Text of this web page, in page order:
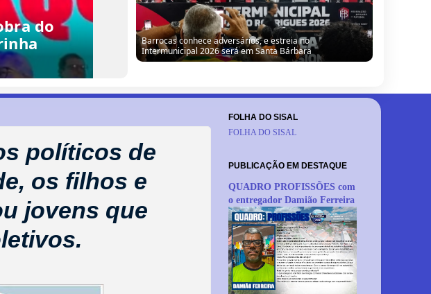
do
Barrocas conhece adversários, e estreia no
Intermunicipal 2026 será em Santa Bárbara
políticos de
os filhos e
jovens que
FOLHA DO SISAL
FOLHA DO SISAL
PUBLICAÇÃO EM DESTAQUE
QUADRO PROFISSÕES com
o entregador Damião Ferreira